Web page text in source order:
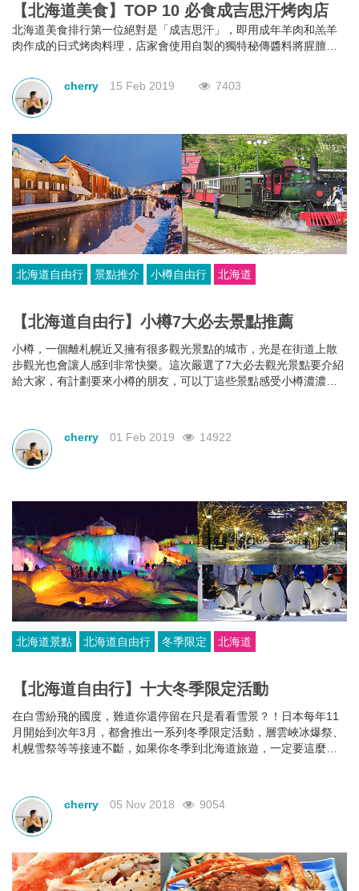
【北海道美食】TOP 10 必食成吉思汗烤肉店
北海道美食排行第一位絕對是「成吉思汗」，即用成年羊肉和羔羊
肉作成的日式烤肉料理，店家會使用自製的獨特秘傳醬料將腥膻味
到北海道，這道烤羊肉料理你一定不可錯過！
cherry 15 Feb 2019 7403
北海道自由行 景點推介 小樽自由行 北海道
【北海道自由行】小樽7大必去景點推薦
小樽，一個離札幌近又擁有很多觀光景點的城市，光是在街道上散
步觀光也會讓人感到非常快樂。這次嚴選了7大必去觀光景點要介紹
給大家，有計劃要來小樽的朋友，可以丁這些景點感受小樽濃濃的
cherry 01 Feb 2019 14922
北海道景點 北海道自由行 冬季限定 北海道
【北海道自由行】十大冬季限定活動
在白雪紛飛的國度，難道你還停留在只是看看雪景？！日本每年11
月開始到次年3月，都會推出一系列冬季限定活動，層雲峽冰爆祭、
札幌雪祭等等接連不斷，如果你冬季到北海道旅遊，一定要這麼
cherry 05 Nov 2018 9054